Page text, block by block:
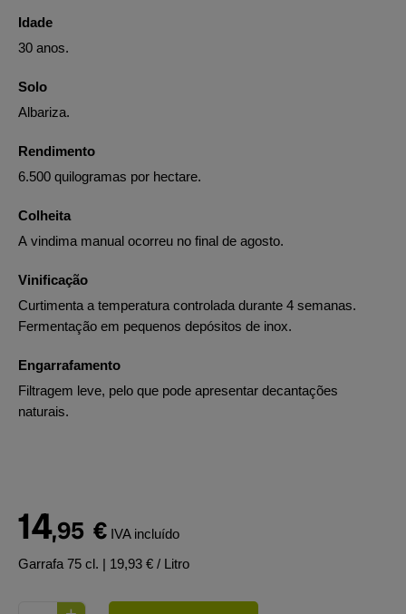
Idade
30 anos.
Solo
Albariza.
Rendimento
6.500 quilogramas por hectare.
Colheita
A vindima manual ocorreu no final de agosto.
Vinificação
Curtimenta a temperatura controlada durante 4 semanas.
Fermentação em pequenos depósitos de inox.
Engarrafamento
Filtragem leve, pelo que pode apresentar decantações
naturais.
14,95 € IVA incluído
Garrafa 75 cl. | 19,93 € / Litro